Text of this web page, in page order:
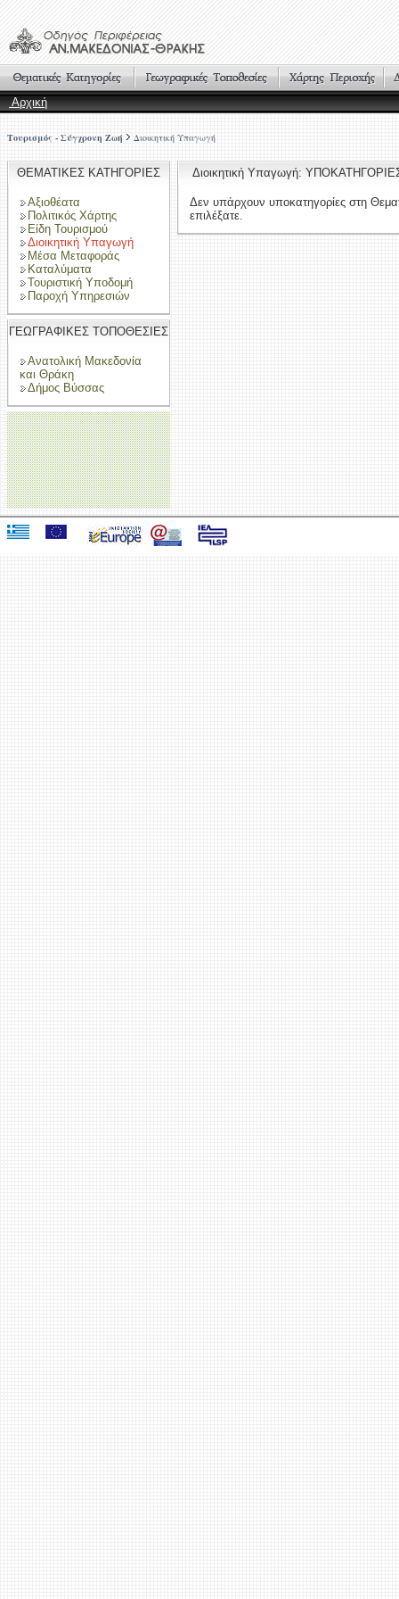
Αρχική
Τουρισμός - Σύγχρονη Ζωή Διοικητική Υπαγωγή
ΘΕΜΑΤΙΚΕΣ ΚΑΤΗΓΟΡΙΕΣ
Αξιοθέατα
Πολιτικός Χάρτης
Είδη Τουρισμού
Διοικητική Υπαγωγή
Μέσα Μεταφοράς
Καταλύματα
Τουριστική Υποδομή
Παροχή Υπηρεσιών
ΓΕΩΓΡΑΦΙΚΕΣ ΤΟΠΟΘΕΣΙΕΣ
Ανατολική Μακεδονία
και Θράκη
Δήμος Βύσσας
Διοικητική Υπαγωγή:
Δεν υπάρχουν υποκατηγορίες στη
επιλέξατε.